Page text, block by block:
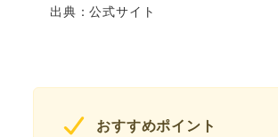
出典：公式サイト
おすすめポイント